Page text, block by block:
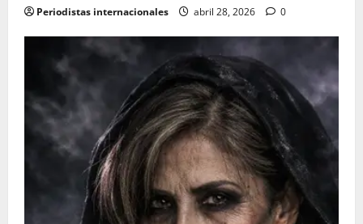
Periodistas internacionales abril 28, 2026 0